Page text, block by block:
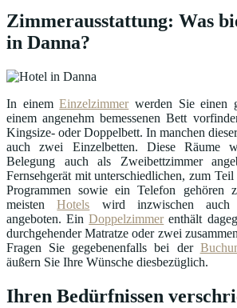
Zimmerausstattung: Was
in Danna?
In einemEinzelzimmerwerden Sie einen
einem angenehm bemessenen Bett
Kingsize- oder Doppelbett. In manchen
auch zwei Einzelbetten. Diese Räume
Belegung auch als Zweibettzimmer
Fernsehgerät mit unterschiedlichen, zum
Programmen sowie ein Telefon gehören
meistenHotels wird inzwischen auch
angeboten. EinDoppelzimmerenthält
durchgehender Matratze oder zwei
Fragen Sie gegebenenfalls bei der
äußern Sie Ihre Wünsche diesbezüglich.
Ihren Bedürfnissen